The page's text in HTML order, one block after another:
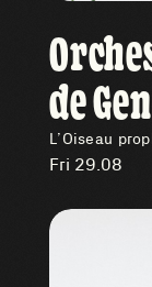
de
L’Oiseau
Fri 29.08